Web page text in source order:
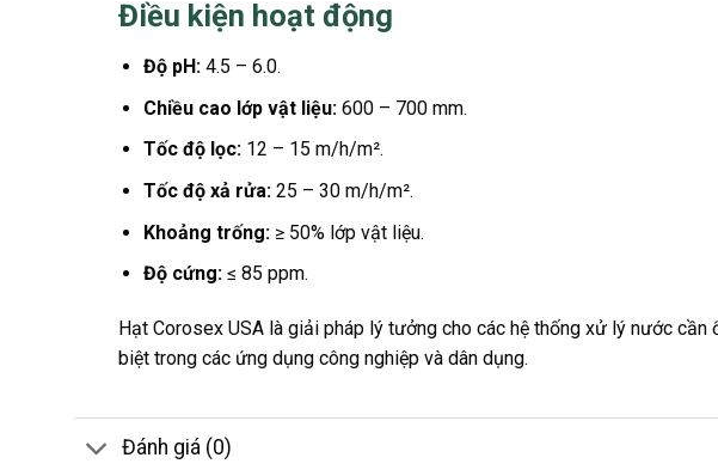
Điều kiện hoạt động
Độ pH:4.5 – 6.0.
Chiều cao lớp vật liệu:600 – 700 mm.
Tốc độ lọc:12 – 15 m/h/m².
Tốc độ xả rửa:25 – 30 m/h/m².
Khoảng trống:≥ 50% lớp vật liệu.
Độ cứng:≤ 85 ppm.
Hạt Corosex USA là giải pháp lý tưởng cho các hệ thống xử lý nước
biệt trong các ứng dụng công nghiệp và dân dụng.
Đánh giá (0)